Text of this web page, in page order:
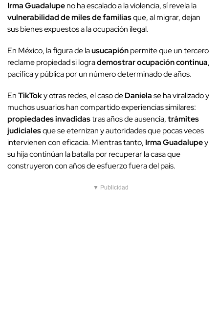
Irma Guadalupeno ha escalado a la violencia, sí revela la
vulnerabilidad de miles de familiasque, al migrar, dejan
sus bienes expuestos a la ocupación ilegal.
En México, la figura de lausucapiónpermite que un tercero
reclame propiedad si logrademostrar ocupación continua,
pacífica y pública por un número determinado de años.
EnTikToky otras redes, el caso deDanielase ha viralizado y
muchos usuarios han compartido experiencias similares:
propiedades invadidastras años de ausencia,trámites
judicialesque se eternizan y autoridades que pocas veces
intervienen con eficacia. Mientras tanto, Irma Guadalupey
su hija continúan la batalla por recuperar la casa que
construyeron con años de esfuerzo fuera del país.
▼ Publicidad